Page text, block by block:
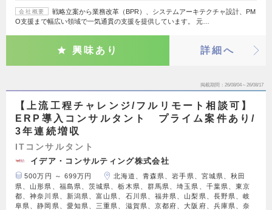
会社概要
戦略立案から業務改革（BPR）、システムアーキテクチャ設計、PM
O支援まで幅広い領域で一気通貫の支援を提供しています。 元…
興味あり 詳細へ
掲載期間 26/08/04～26/08/17
【上流工程チャレンジ/フルリモート相談可】
ERP導入コンサルタント プライム案件あり/
3年連続増収
ITコンサルタント
イデア・コンサルティング株式会社
500万円 ～ 699万円
北海道、青森県、岩手県、宮城県、秋田
県、山形県、福島県、茨城県、栃木県、群馬県、埼玉県、千葉県、東京
都、神奈川県、新潟県、富山県、石川県、福井県、山梨県、長野県、岐
阜県、静岡県、愛知県、三重県、滋賀県、京都府、大阪府、兵庫県、奈